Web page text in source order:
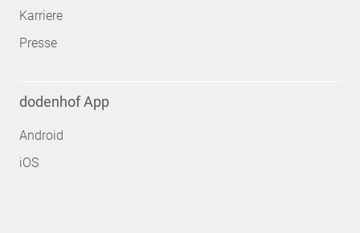
Karriere
Presse
dodenhof App
Android
iOS